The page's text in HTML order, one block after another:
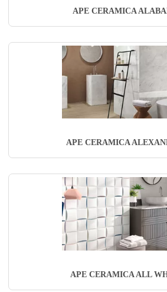
APE CERAMICA
APE CERAMICA
APE CERAMICA ALL